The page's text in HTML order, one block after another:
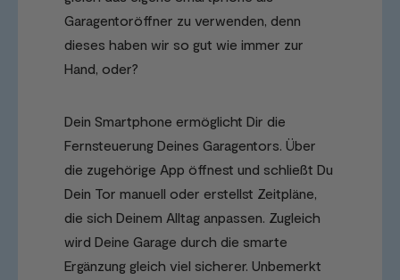
Garagentoröffner zu verwenden, denn
dieses haben wir so gut wie immer zur
Hand, oder?
Dein Smartphone ermöglicht Dir die
Fernsteuerung Deines Garagentors. Über
die zugehörige App öffnest und schließt Du
Dein Tor manuell oder erstellst Zeitpläne,
die sich Deinem Alltag anpassen. Zugleich
wird Deine Garage durch die smarte
Ergänzung gleich viel sicherer. Unbemerkt